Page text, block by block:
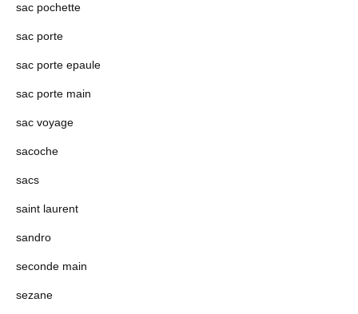
sac pochette
sac porte
sac porte epaule
sac porte main
sac voyage
sacoche
sacs
saint laurent
sandro
seconde main
sezane